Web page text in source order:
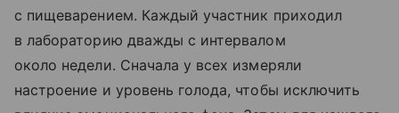
с пищеварением. Каждый участник приходил
в лабораторию дважды с интервалом
около недели. Сначала у всех измеряли
настроение и уровень голода, чтобы исключить